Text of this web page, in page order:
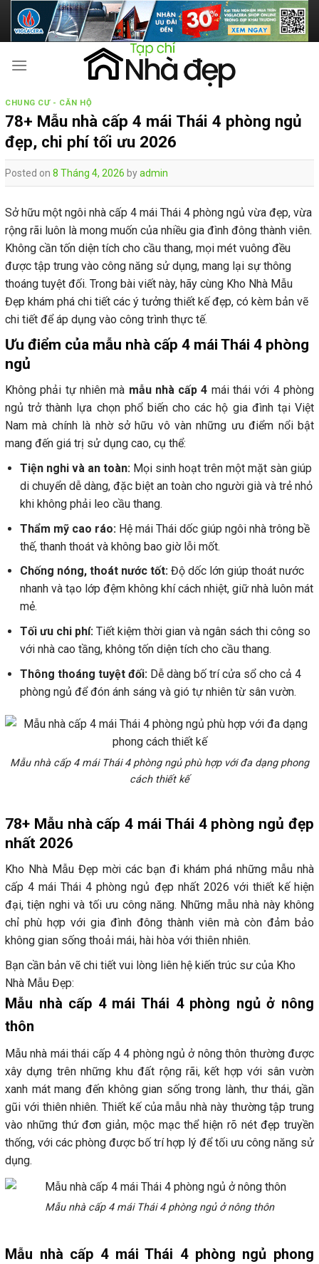
Skip
content
CHUNG CƯ - CĂN HỘ
78+ Mẫu nhà cấp 4 mái Thái 4 phòng ngủ
đẹp, chi phí tối ưu 2026
Posted on 8 Tháng 4, 2026 byadmin
Sở hữu một ngôi nhà cấp 4 mái Thái 4 phòng ngủ vừa đẹp, vừa
rộng rãi luôn là mong muốn của nhiều gia đình đông thành viên.
Không cần tốn diện tích cho cầu thang, mọi mét vuông đều
được tập trung vào công năng sử dụng, mang lại sự thông
thoáng tuyệt đối. Trong bài viết này, hãy cùng Kho Nhà Mẫu
Đẹp khám phá chi tiết các ý tưởng thiết kế đẹp, có kèm bản vẽ
chi tiết để áp dụng vào công trình thực tế.
Ưu điểm của mẫu nhà cấp 4 mái Thái 4 phòng
ngủ
Không phải tự nhiên mà mẫu nhà cấp 4 mái thái với 4 phòng
ngủ trở thành lựa chọn phổ biến cho các hộ gia đình tại Việt
Nam mà chính là nhờ sở hữu vô vàn những ưu điểm nổi bật
mang đến giá trị sử dụng cao, cụ thể:
Tiện nghi và an toàn:Mọi sinh hoạt trên một mặt sàn giúp
di chuyển dễ dàng, đặc biệt an toàn cho người già và trẻ nhỏ
khi không phải leo cầu thang.
Thẩm mỹ cao ráo:Hệ mái Thái dốc giúp ngôi nhà trông bề
thế, thanh thoát và không bao giờ lỗi mốt.
Chống nóng, thoát nước tốt:Độ dốc lớn giúp thoát nước
nhanh và tạo lớp đệm không khí cách nhiệt, giữ nhà luôn mát
mẻ.
Tối ưu chi phí:Tiết kiệm thời gian và ngân sách thi công so
với nhà cao tầng, không tốn diện tích cho cầu thang.
Thông thoáng tuyệt đối:Dễ dàng bố trí cửa sổ cho cả 4
phòng ngủ để đón ánh sáng và gió tự nhiên từ sân vườn.
Mẫu nhà cấp 4 mái Thái 4 phòng ngủ phù hợp với đa dạng phong
cách thiết kế
78+ Mẫu nhà cấp 4 mái Thái 4 phòng ngủ đẹp
nhất 2026
Kho Nhà Mẫu Đẹp mời các bạn đi khám phá những mẫu nhà
cấp 4 mái Thái 4 phòng ngủ đẹp nhất 2026 với thiết kế hiện
đại, tiện nghi và tối ưu công năng. Những mẫu nhà này không
chỉ phù hợp với gia đình đông thành viên mà còn đảm bảo
không gian sống thoải mái, hài hòa với thiên nhiên.
Bạn cần bản vẽ chi tiết vui lòng liên hệ kiến trúc sư của Kho
Nhà Mẫu Đẹp:
Mẫu nhà cấp 4 mái Thái 4 phòng ngủ ở nông
thôn
Mẫu nhà mái thái cấp 4 4 phòng ngủ ở nông thôn thường được
xây dựng trên những khu đất rộng rãi, kết hợp với sân vườn
xanh mát mang đến không gian sống trong lành, thư thái, gần
gũi với thiên nhiên. Thiết kế của mẫu nhà này thường tập trung
vào những thứ đơn giản, mộc mạc thể hiện rõ nét đẹp truyền
thống, với các phòng được bố trí hợp lý để tối ưu công năng sử
dụng.
Mẫu nhà cấp 4 mái Thái 4 phòng ngủ ở nông thôn
Mẫu nhà cấp 4 mái Thái 4 phòng ngủ phong